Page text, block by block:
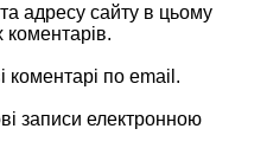
адресу сайту в цьому
коментарів.
коментарі по email.
записи електронною